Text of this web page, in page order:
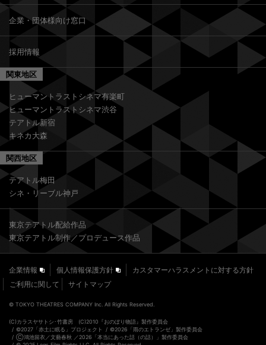
企業・団体様向け窓口
採用情報
関東地区
ヒューマントラストシネマ有楽町
ヒューマントラストシネマ渋谷
テアトル新宿
キネカ大森
関西地区
テアトル梅田
シネ・リーブル神戸
東京テアトル配給作品
東京テアトル制作／プロデュース作品
企業情報 個人情報保護方針
カスタマーハラスメントに対する方針
ご利用に関して
サイトマップ
© TOKYO THEATRES COMPANY Inc. All Rights Reserved.
(C)カラスヤサトシ･竹書房 (C)2010『おのぼり物語』製作委員会
©2027「⾚⼟に眠る」プロジェクト
©2026「雨のエトランゼ」製作委員会
Ⓒ鴻池留衣／文藝春秋 ／2026「本当にあった話（の話）」製作委員会